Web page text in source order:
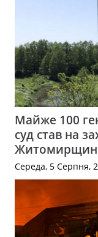
Майже 100
суд став на
Середа, 5 Серпня,